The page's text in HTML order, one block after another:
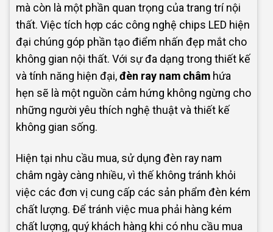
mà còn là một phần quan trọng của trang trí nội
thất. Việc tích hợp các công nghệ chips LED hiện
đại chúng góp phần tạo điểm nhấn đẹp mắt cho
không gian nội thất. Với sự đa dạng trong thiết kế
và tính năng hiện đại,đèn ray nam châm hứa
hẹn sẽ là một nguồn cảm hứng không ngừng cho
những người yêu thích nghệ thuật và thiết kế
không gian sống.
Hiện tại nhu cầu mua, sử dụng đèn ray nam
châm ngày càng nhiều, vì thế không tránh khỏi
việc các đơn vị cung cấp các sản phẩm đèn kém
chất lượng. Để tránh việc mua phải hàng kém
chất lượng, quý khách hàng khi có nhu cầu mua